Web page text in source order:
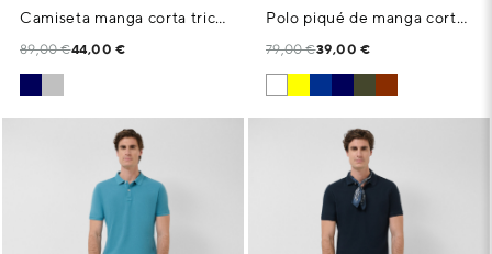
Camiseta manga corta tricotada marino
89,00 €44,00 €
Polo piqué de manga corta amarillo claro
79,00 €39,00 €